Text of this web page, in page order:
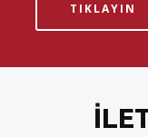
TIKLAYIN